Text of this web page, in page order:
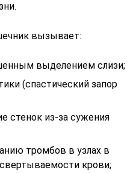
вызывает:
выделением слизи;
(спастический запор
стенок из-за сужения
тромбов в узлах в
крови;